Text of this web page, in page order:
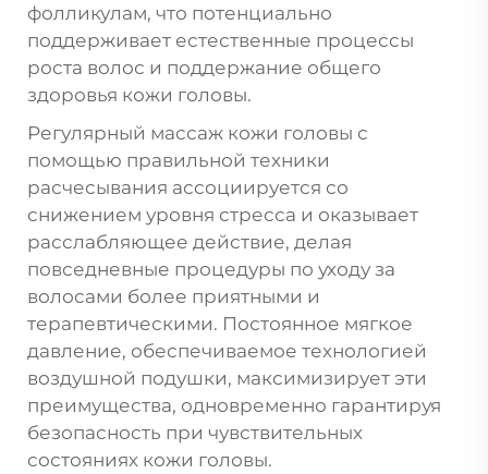
фолликулам, что потенциально
поддерживает естественные процессы
роста волос и поддержание общего
здоровья кожи головы.
Регулярный массаж кожи головы с
помощью правильной техники
расчесывания ассоциируется со
снижением уровня стресса и оказывает
расслабляющее действие, делая
повседневные процедуры по уходу за
волосами более приятными и
терапевтическими. Постоянное мягкое
давление, обеспечиваемое технологией
воздушной подушки, максимизирует эти
преимущества, одновременно гарантируя
безопасность при чувствительных
состояниях кожи головы.